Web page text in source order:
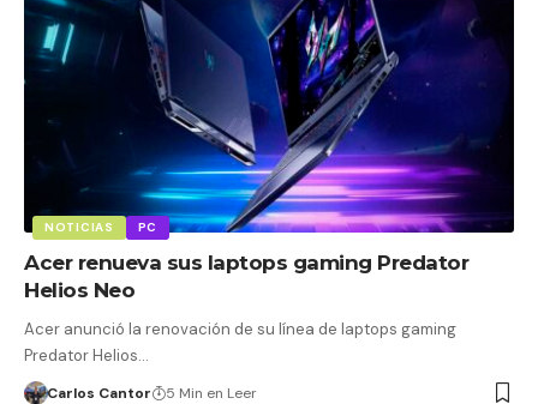
NOTICIAS PC
Acer renueva sus laptops gaming Predator
Helios Neo
Acer anunció la renovación de su línea de laptops gaming
Predator Helios…
Carlos Cantor 5 Min en Leer